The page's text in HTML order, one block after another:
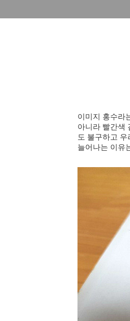
이미지 홍수라
아니라 빨간색
도 불구하고
늘어나는 이유